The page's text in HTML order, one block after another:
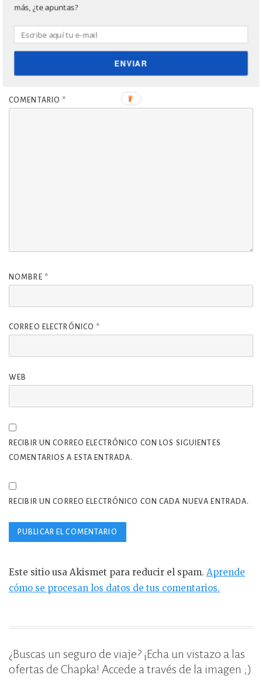
Deja una respuesta
Tu dirección de correo electrónico no será publicada.
campos obligatorios están marcados con*
COMENTARIO *
NOMBRE *
CORREO ELECTRÓNICO *
WEB
RECIBIR UN CORREO ELECTRÓNICO CON LOS SIGUIENTES
COMENTARIOS A ESTA ENTRADA.
RECIBIR UN CORREO ELECTRÓNICO CON CADA NUEVA ENTRADA.
Este sitio usa Akismet para reducir el spam. Aprende
cómo se procesan los datos de tus comentarios.
¿Buscas un seguro de viaje? ¡Echa un vistazo a las
ofertas de Chapka! Accede a través de la imagen ;)
más, ¿te apuntas?
ENVIAR